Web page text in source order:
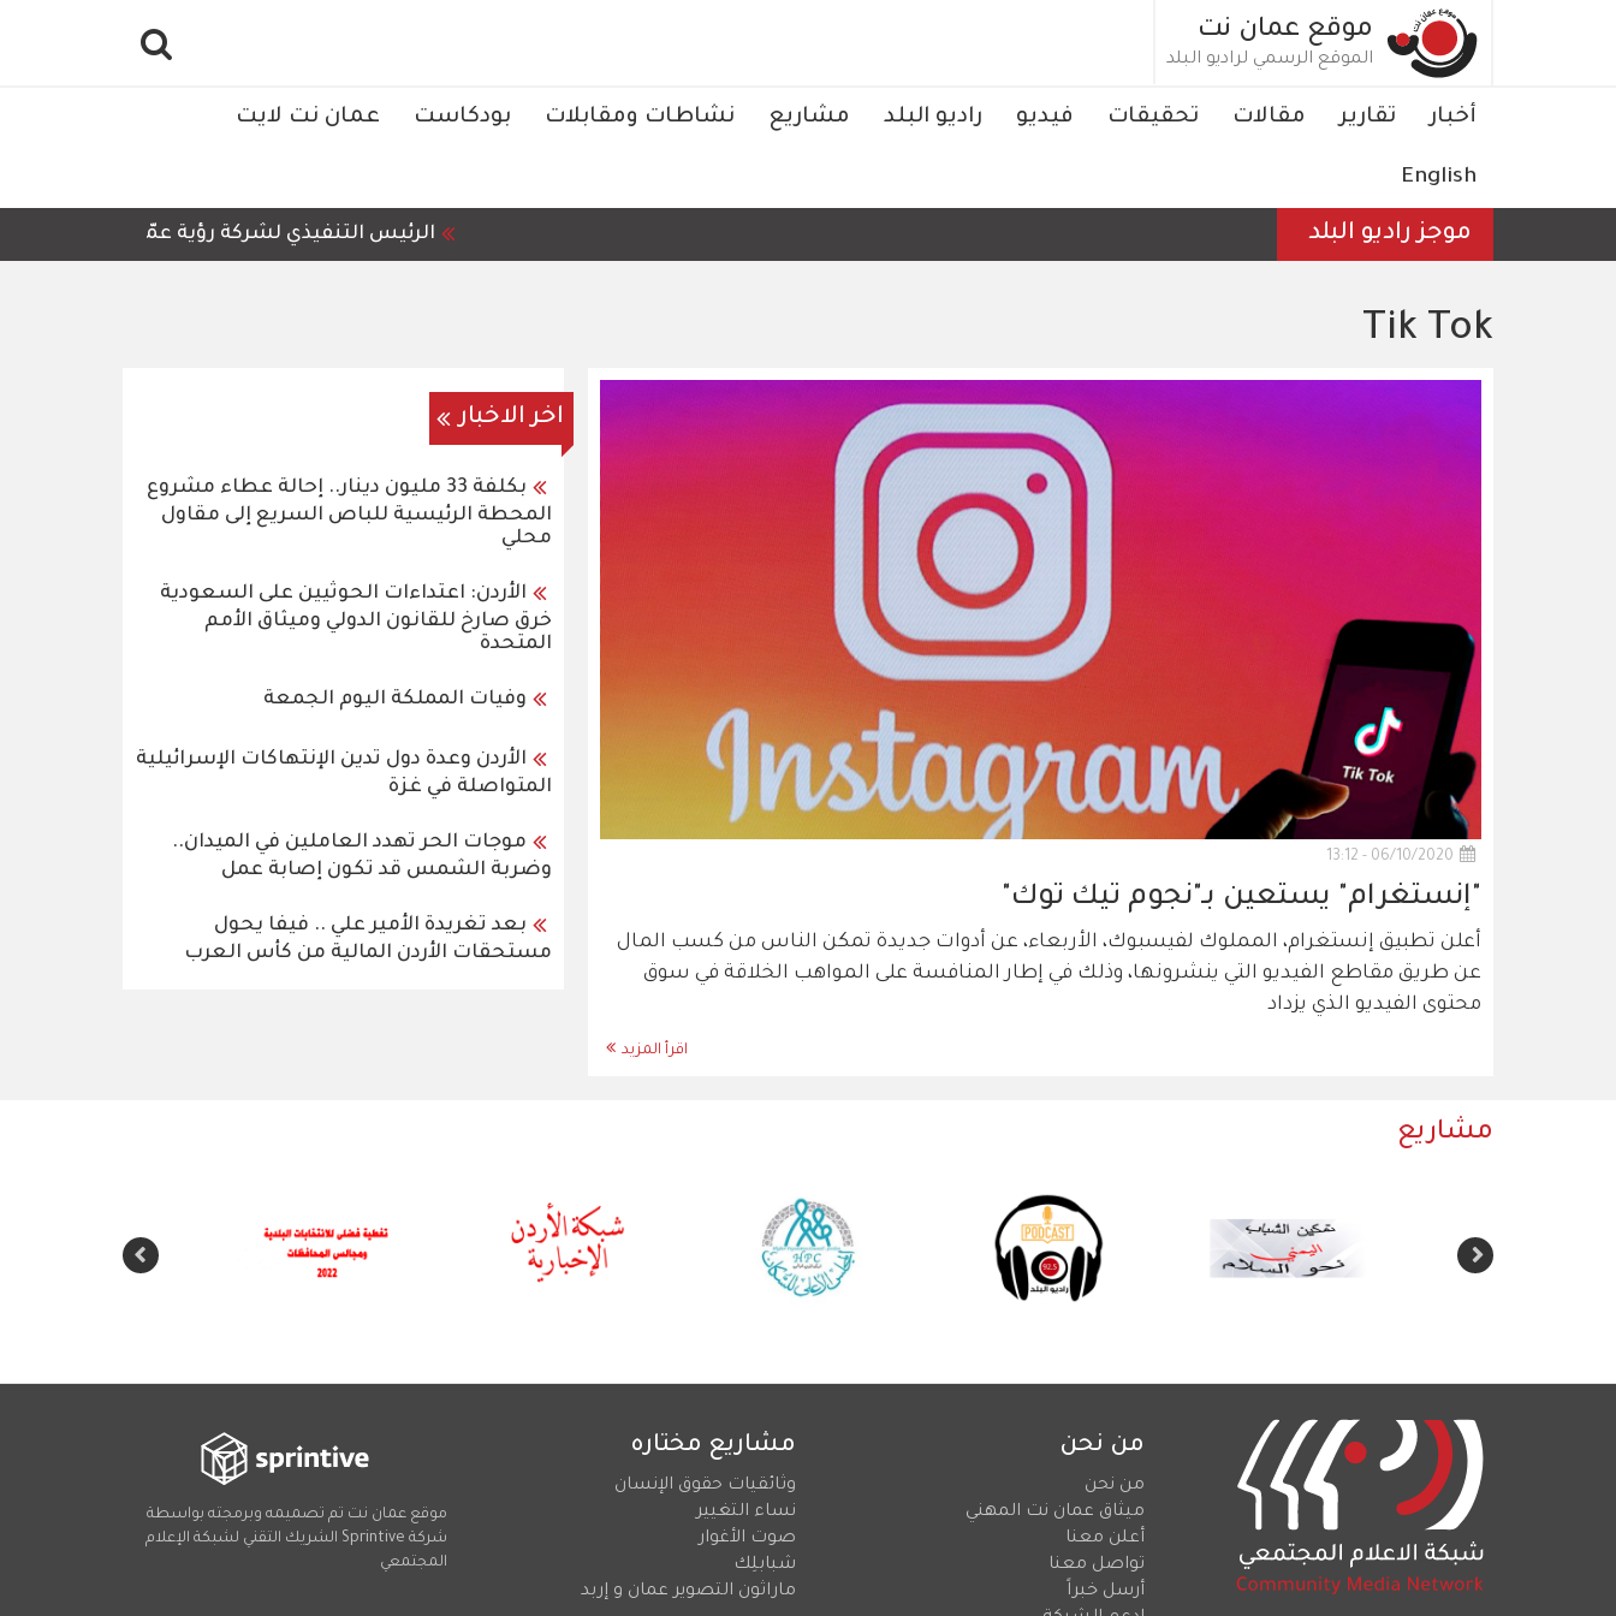
موقع عمان نت
الموقع الرسمي لراديو البلد
Main
أخبار تقارير مقالات تحقيقات فيديو راديو البلد مشاريع نشاطات ومقابلات بودكاست عمان نت لايت
English
موجز راديو البلد الرئيس التنفيذي لشركة رؤية عمّان للمعالجة
Tik Tok
06/10/2020 - 13:12
"إنستغرام" يستعين بـ"نجوم تيك توك"
أعلن تطبيق إنستغرام، المملوك لفيسبوك، الأربعاء، عن أدوات جديدة تمكن الناس من كسب المال
عن طريق مقاطع الفيديو التي ينشرونها، وذلك في إطار المنافسة على المواهب الخلاقة في سوق
محتوى الفيديو الذي يزداد
اقرأ المزيد
اخر الاخبار
بكلفة 33 مليون دينار.. إحالة عطاء مشروع
المحطة الرئيسية للباص السريع إلى مقاول
محلي
الأردن: اعتداءات الحوثيين على السعودية
خرق صارخ للقانون الدولي وميثاق الأمم
المتحدة
وفيات المملكة اليوم الجمعة
الأردن وعدة دول تدين الإنتهاكات الإسرائيلية
المتواصلة في غزة
موجات الحر تهدد العاملين في الميدان..
وضربة الشمس قد تكون إصابة عمل
بعد تغريدة الأمير علي .. فيفا يحول
مستحقات الأردن المالية من كأس العرب
مشاريع
من نحن
من نحن
ميثاق عمان نت المهني
أعلن معنا
تواصل معنا
أرسل خبراً
مشاريع مختاره
وثائقيات حقوق الإنسان
نساء التغيير
صوت الأغوار
شبابلِك
ماراثون التصوير عمان و إربد
موقع عمان نت تم تصميمه وبرمجته بواسطة
شركة Sprintive الشريك التقني لشبكة الإعلام
المجتمعي